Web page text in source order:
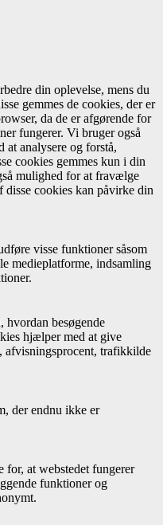
din oplevelse, mens du
gemmes de cookies, der er
da de er afgørende for
fungerer. Vi bruger også
at analysere og forstå,
cookies gemmes kun i din
mulighed for at fravælge
cookies kan påvirke din
visse funktioner såsom
medieplatforme, indsamling
hvordan besøgende
hjælper med at give
afvisningsprocent, trafikkilde
der endnu ikke er
for, at webstedet fungerer
funktioner og